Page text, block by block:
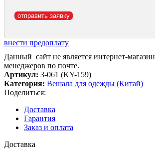
внести предоплату
Данный сайт не является интернет-
менеджеров по почте.
Артикул: 3-061 (KY-159)
Категория: Вешала для одежды (Китай)
Поделиться:
Доставка
Гарантия
Заказ и оплата
Доставка